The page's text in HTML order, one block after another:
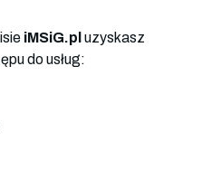
iMSiG.pl uzyskasz
do usług: